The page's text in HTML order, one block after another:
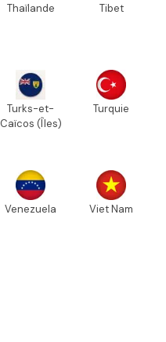
Thaïlande Tibet
Turks-et-
Caïcos (Îles)
Turquie
Venezuela Viet Nam